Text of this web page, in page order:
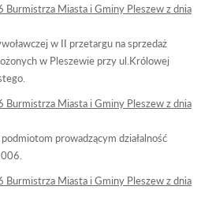
Miasta i Gminy Pleszew z dnia
w II przetargu na sprzedaż
w Pleszewie przy ul.Królowej
Miasta i Gminy Pleszew z dnia
prowadzącym działalność
Miasta i Gminy Pleszew z dnia